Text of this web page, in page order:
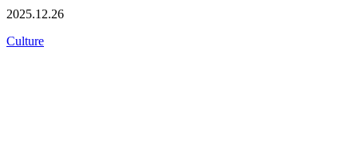
2025.12.26
Culture